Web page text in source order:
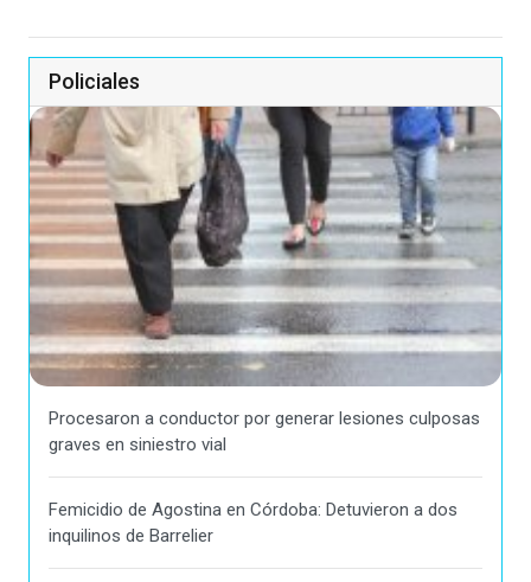
Policiales
Procesaron a conductor por generar lesiones culposas
graves en siniestro vial
Femicidio de Agostina en Córdoba: Detuvieron a dos
inquilinos de Barrelier